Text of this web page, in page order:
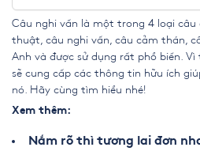
Câu nghi vấn là một trong 4 loại
thuật, câu nghi vấn, câu cảm thán,
Anh và được sử dụng rất phổ biến.
sẽ cung cấp các thông tin hữu ích
nó. Hãy cùng tìm hiểu nhé!
Xem thêm:
Nắm rõ thì tương lai đơn